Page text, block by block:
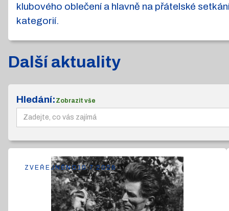
klubového oblečení a hlavně na přátelské
kategorií.
Další aktuality
Hledání: Zobrazit vše
ZVEŘEJNĚNO10.7.2026